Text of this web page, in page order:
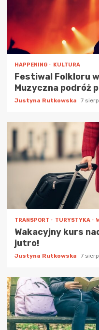
HAPPENING KULTURA
Festiwal Folkloru
Muzyczna podróż
Justyna Rutkowska 7
TRANSPORT TURYSTYKA
Wakacyjny kurs
jutro!
Justyna Rutkowska 7